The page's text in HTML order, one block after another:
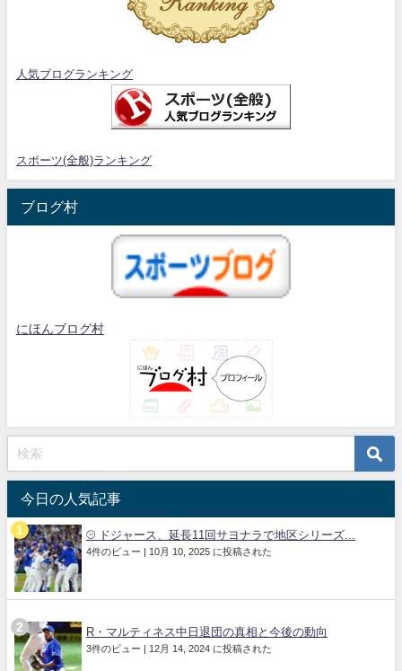
人気ブログランキング
スポーツ(全般)ランキング
ブログ村
にほんブログ村
今日の人気記事
⚾️ ドジャース、延長11回サヨナラで地区シリーズ...
4件のビュー | 10月 10, 2025 に投稿された
R・マルティネス中日退団の真相と今後の動向
3件のビュー | 12月 14, 2024 に投稿された